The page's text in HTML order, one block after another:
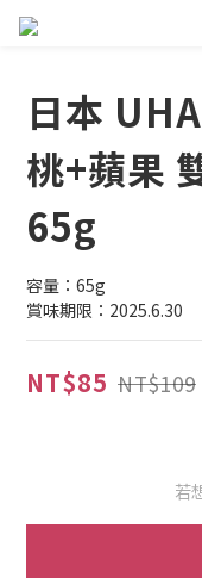
日本
桃+蘋果
65g
容量：65g
賞味期限：2025.6.30
NT$85 NT$109
若